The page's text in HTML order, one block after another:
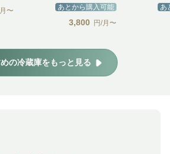
〜 あとから購入可能
3,800 円/月〜
あ
の冷蔵庫をもっと見る